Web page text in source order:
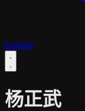
English
杨正武